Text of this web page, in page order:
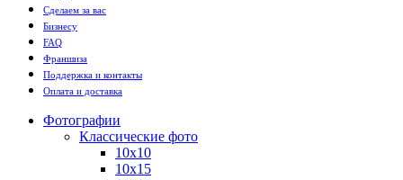
Сделаем за вас
Бизнесу
FAQ
Франшиза
Поддержка и контакты
Оплата и доставка
Фотографии
Классические фото
10х10
10х15